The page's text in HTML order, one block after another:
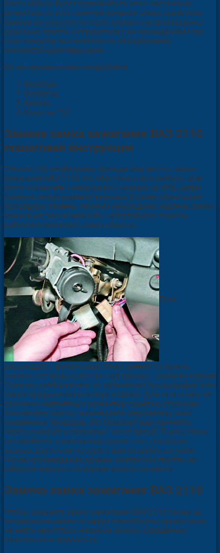
всего можно будет ограничиться лишь частичным
ремонтом, то есть заменой личинки замка зажигания.
Замена вышедших из строя элементов производится
довольно просто, и справиться с ее проведением под
силу каждому автомобилисту, обладающему
минимальными навыками.
Из инструмента вам понадобится:
Молоток;
Отвертка;
Зубило;
Ключ на "10".
Замена замка зажигания ВАЗ 2110
пошаговая инструкция
Первое, что необходимо, прежде чем менять замок
зажигания ВАЗ 2110, это обесточить автомобиль. Для
этого отключите «минусовую» клемму на АКБ, затем
снимите кожух рулевой колонки. В целях облегчения
процедуры замены личинки необходимо извлечь замок
зажигания, затем заменить неисправную личинку
рабочей и поставить замок обратно.
Если
рассуждать с финансовой точки зрения, то можно
сказать, что замена контактной группы - самая выгодная.
Принцип разборки чем-то напоминает предыдущий, вам
также придется снять кожух и замок. Для того чтобы не
возникло неприятных моментов, советую отключая
контактную группу, производить маркировку всех
снимаемых проводов, это позволит вам избежать
перепутывания и сэкономит ваше время. В некоторых
автомобилях в контактной группе есть стопорное
кольцо, для снятия которого вам потребуется шило.
После произведения замены контактной группы не
забудьте вернуть стопорное кольцо на место.
Замена замка зажигания ВАЗ 2110
Чтобы заменить замок зажигания ВАЗ 2110 также не
потребуются какие-то сверх способности, однако если
не знать некоторых нюансов можно хорошенько
повозиться и намучиться.